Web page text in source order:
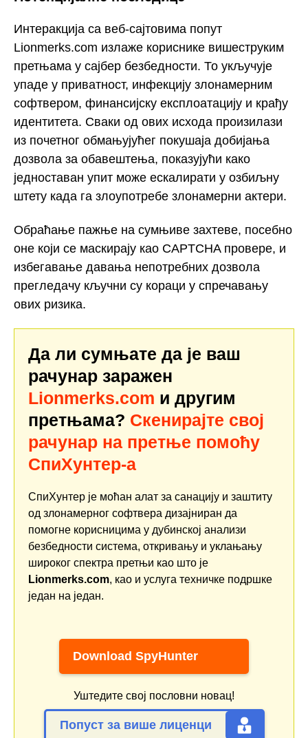
Интеракција са веб-сајтовима попут
Lionmerks.com излаже кориснике вишеструким
претњама у сајбер безбедности. То укључује
упаде у приватност, инфекцију злонамерним
софтвером, финансијску експлоатацију и крађу
идентитета. Сваки од ових исхода произилази
из почетног обмањујућег покушаја добијања
дозвола за обавештења, показујући како
једноставан упит може ескалирати у озбиљну
штету када га злоупотребе злонамерни актери.
Обраћање пажње на сумњиве захтеве, посебно
оне који се маскирају као CAPTCHA провере, и
избегавање давања непотребних дозвола
прегледачу кључни су кораци у спречавању
ових ризика.
Да ли сумњате да је ваш
рачунар заражен
Lionmerks.com и другим
претњама? Скенирајте свој
рачунар на претње помоћу
СпиХунтер-а
СпиХунтер је моћан алат за санацију и заштиту
од злонамерног софтвера дизајниран да
помогне корисницима у дубинској анализи
безбедности система, откривању и уклањању
широког спектра претњи као што је
Lionmerks.com, као и услуга техничке подршке
један на један.
Download SpyHunter
Уштедите свој пословни новац!
Попуст за више лиценци